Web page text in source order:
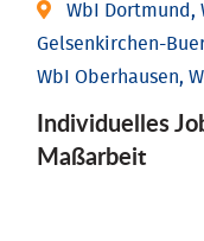
WbI Dortmund,
Gelsenkirchen-
WbI Oberhausen,
Individu­elles
Maßarbeit